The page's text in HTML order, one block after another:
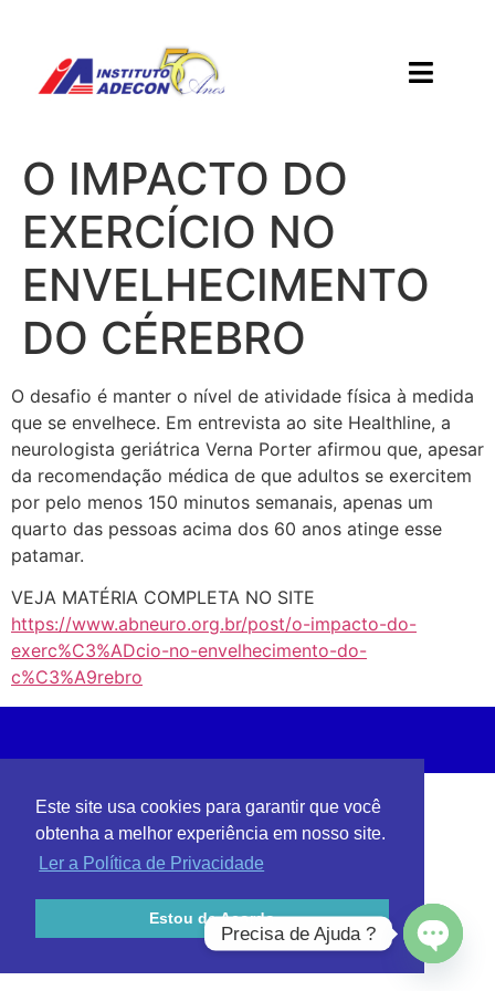
Este site usa cookies para garantir que você
obtenha a melhor experiência em nosso site.
Ler a Política de Privacidade
Estou de Acordo
O IMPACTO DO
EXERCÍCIO NO
ENVELHECIMENTO
DO CÉREBRO
O desafio é manter o nível de atividade física à medida
que se envelhece. Em entrevista ao site Healthline, a
neurologista geriátrica Verna Porter afirmou que, apesar
da recomendação médica de que adultos se exercitem
por pelo menos 150 minutos semanais, apenas um
quarto das pessoas acima dos 60 anos atinge esse
patamar.
VEJA MATÉRIA COMPLETA NO SITE
https://www.abneuro.org.br/post/o-impacto-do-
exerc%C3%ADcio-no-envelhecimento-do-
c%C3%A9rebro
Precisa de Ajuda ?